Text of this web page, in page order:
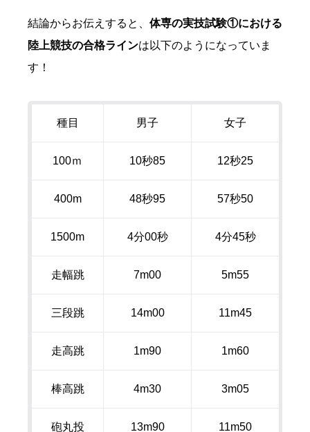
結論からお伝えすると、 体専の実技試験①における
陸上競技の合格ラインは以下のようになっていま
す！
種目 男子 女子
100ｍ 10秒85 12秒25
400m 48秒95 57秒50
1500m 4分00秒 4分45秒
走幅跳 7m00 5m55
三段跳 14m00 11m45
走高跳 1m90 1m60
棒高跳 4m30 3m05
砲丸投 13m90 11m50